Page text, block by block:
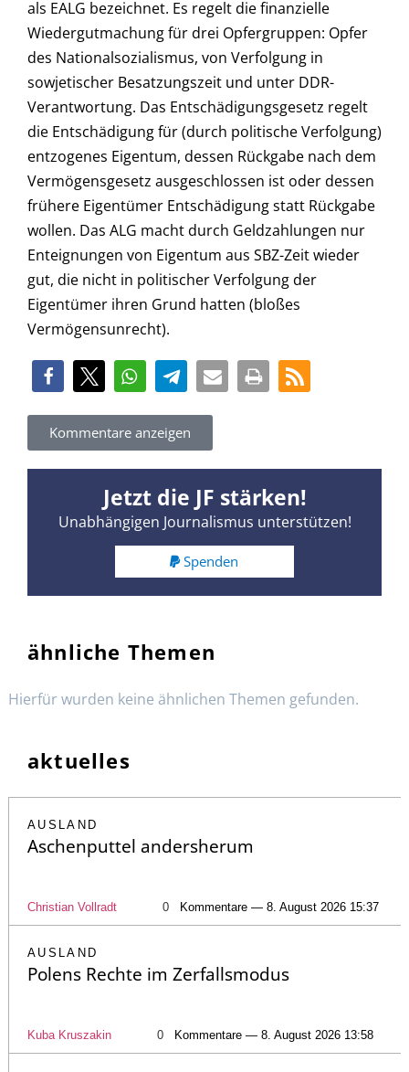
als EALG bezeichnet. Es regelt die finanzielle
Wiedergutmachung für drei Opfergruppen: Opfer
des Nationalsozialismus, von Verfolgung in
sowjetischer Besatzungszeit und unter DDR-
Verantwortung. Das Entschädigungsgesetz regelt
die Entschädigung für (durch politische Verfolgung)
entzogenes Eigentum, dessen Rückgabe nach dem
Vermögensgesetz ausgeschlossen ist oder dessen
frühere Eigentümer Entschädigung statt Rückgabe
wollen. Das ALG macht durch Geldzahlungen nur
Enteignungen von Eigentum aus SBZ-Zeit wieder
gut, die nicht in politischer Verfolgung der
Eigentümer ihren Grund hatten (bloßes
Vermögensunrecht).
Kommentare anzeigen
Jetzt die JF stärken!
Unabhängigen Journalismus unterstützen!
Spenden
ähnliche Themen
Hierfür wurden keine ähnlichen Themen gefunden.
aktuelles
AUSLAND
Aschenputtel andersherum
Christian Vollradt 0 Kommentare — 8. August 2026 15:37
AUSLAND
Polens Rechte im Zerfallsmodus
Kuba Kruszakin 0 Kommentare — 8. August 2026 13:58